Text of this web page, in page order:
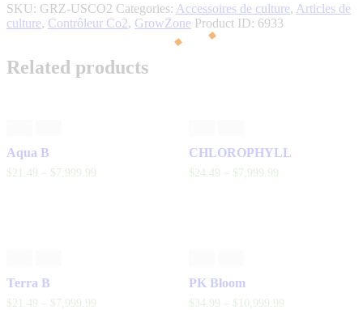
0-
2000ppm
SKU: GRZ-USCO2 Categories: Accessoires de culture, Articles de
culture, Contrôleur Co2, GrowZone Product ID: 6933
Related products
Aqua B
$21 . 49 $7,999. 99
CHLOROPHYLL
$24. 49 $7,999. 99
Terra B
$21 49 $7,999 99
PK Bloom
$34. 99 $ 10,999 99